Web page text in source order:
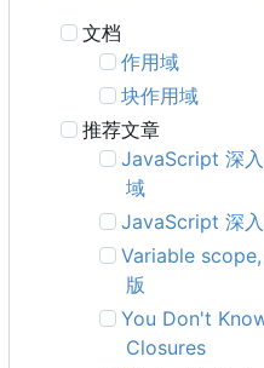
文档
作用域
块作用域
推荐文章
JavaScript 深
域
JavaScript 深
Variable
版
You Don't
Closures